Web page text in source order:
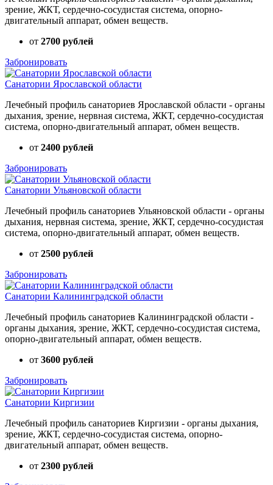
зрение, ЖКТ, сердечно-сосудистая система, опорно-
двигательный аппарат, обмен веществ.
от 2700 рублей
Забронировать
Санатории Ярославской области
Лечебный профиль санаториев Ярославской области - органы
дыхания, зрение, нервная система, ЖКТ, сердечно-сосудистая
система, опорно-двигательный аппарат, обмен веществ.
от 2400 рублей
Забронировать
Санатории Ульяновской области
Лечебный профиль санаториев Ульяновской области - органы
дыхания, нервная система, зрение, ЖКТ, сердечно-сосудистая
система, опорно-двигательный аппарат, обмен веществ.
от 2500 рублей
Забронировать
Санатории Калининградской области
Лечебный профиль санаториев Калининградской области -
органы дыхания, зрение, ЖКТ, сердечно-сосудистая система,
опорно-двигательный аппарат, обмен веществ.
от 3600 рублей
Забронировать
Санатории Киргизии
Лечебный профиль санаториев Киргизии - органы дыхания,
зрение, ЖКТ, сердечно-сосудистая система, опорно-
двигательный аппарат, обмен веществ.
от 2300 рублей